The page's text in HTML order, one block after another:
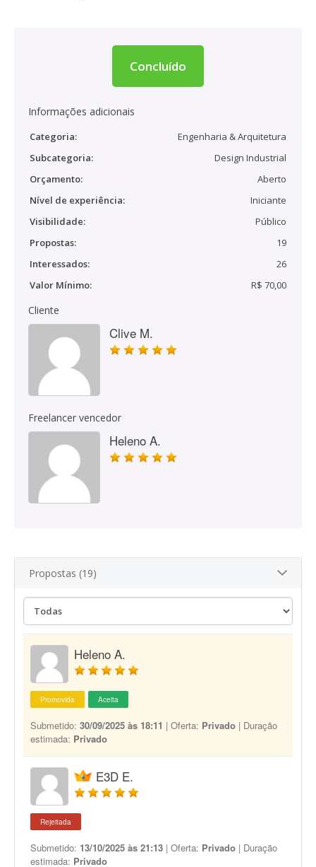
Concluído
Informações adicionais
Categoria:
Engenharia & Arquitetura
Subcategoria:
Design Industrial
Orçamento:
Aberto
Nível de experiência:
Iniciante
Visibilidade:
Público
Propostas:
19
Interessados:
26
Valor Mínimo:
R$ 70,00
Cliente
Clive M.
Freelancer vencedor
Heleno A.
Propostas (19)
Heleno A.
Promovida Aceita
Submetido: 30/09/2025 às 18:11 | Oferta: Privado | Duração
estimada: Privado
E3D E.
Rejeitada
Submetido: 13/10/2025 às 21:13 | Oferta: Privado | Duração
estimada: Privado